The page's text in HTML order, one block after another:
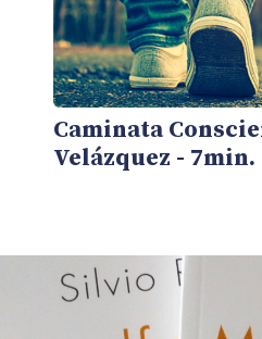
Caminata
Velázquez - 7min.